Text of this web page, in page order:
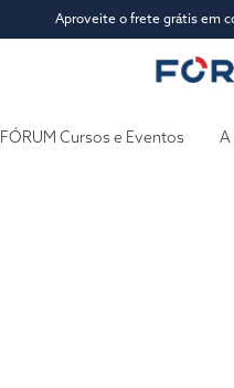
Aproveite o frete grátis em
FÓRUM Cursos e Eventos A